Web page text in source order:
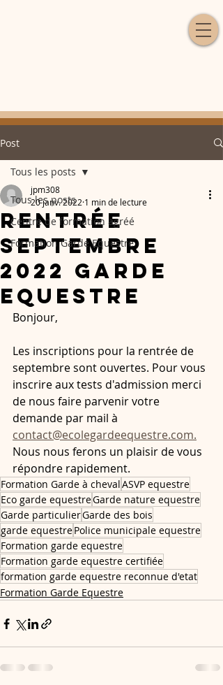
Post
Tous les posts
Centre de formation agréé
Formation Garde Equestre
Tous les posts
Rentrée
Septembre
2022 Garde
Equestre
jpm308
20 janv. 2022 1 min de lecture
Bonjour,
Les inscriptions pour la rentrée de
septembre sont ouvertes. Pour vous
inscrire aux tests d'admission merci
de nous faire parvenir votre
demande par mail à
contact@ecolegardeequestre.com.
Nous nous ferons un plaisir de vous
répondre rapidement.
Formation Garde à chevalASVP equestre
Eco garde equestreGarde nature equestre
Garde particulierGarde des bois
garde equestrePolice municipale equestre
Formation garde equestre
Formation garde equestre certifiée
formation garde equestre reconnue d'etat
Formation Garde Equestre